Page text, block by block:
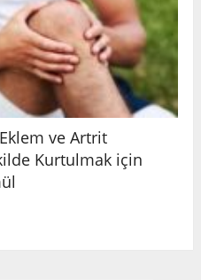
ve Artrit
Kurtulmak için